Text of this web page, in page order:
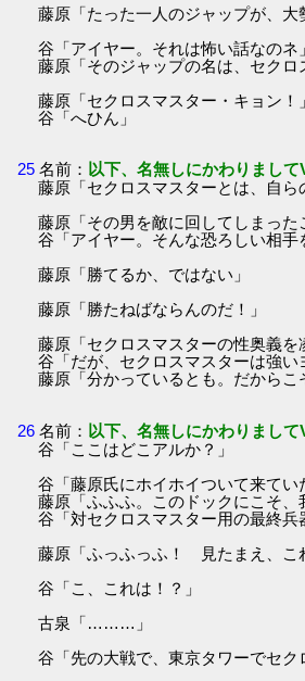
藤原「たった一人のジャップが、大
谷「アイヤー。それは怖い話なのネ」
藤原「そのジャップの名は、セクロ
藤原「セクロスマスター・キョン！」
谷「へひん」
25 名前： 以下、名無しにかわりまして
藤原「セクロスマスターとは、自
藤原「その男を敵に回してしまった
谷「アイヤー。そんな恐ろしい相手
藤原「勝てるか、ではない」
藤原「勝たねばならんのだ！」
藤原「セクロスマスターの性奥義を
谷「だが、セクロスマスターは強い
藤原「分かっているとも。だからこ
26 名前： 以下、名無しにかわりまして
谷「ここはどこアルか？」
谷「藤原氏にホイホイついて来てい
藤原「ふふふ。このドックにこそ
谷「対セクロスマスター用の最終兵
藤原「ふっふっふ！ 見たまえ、こ
谷「こ、これは！？」
古泉「………」
谷「先の大戦で、東京タワーでセク